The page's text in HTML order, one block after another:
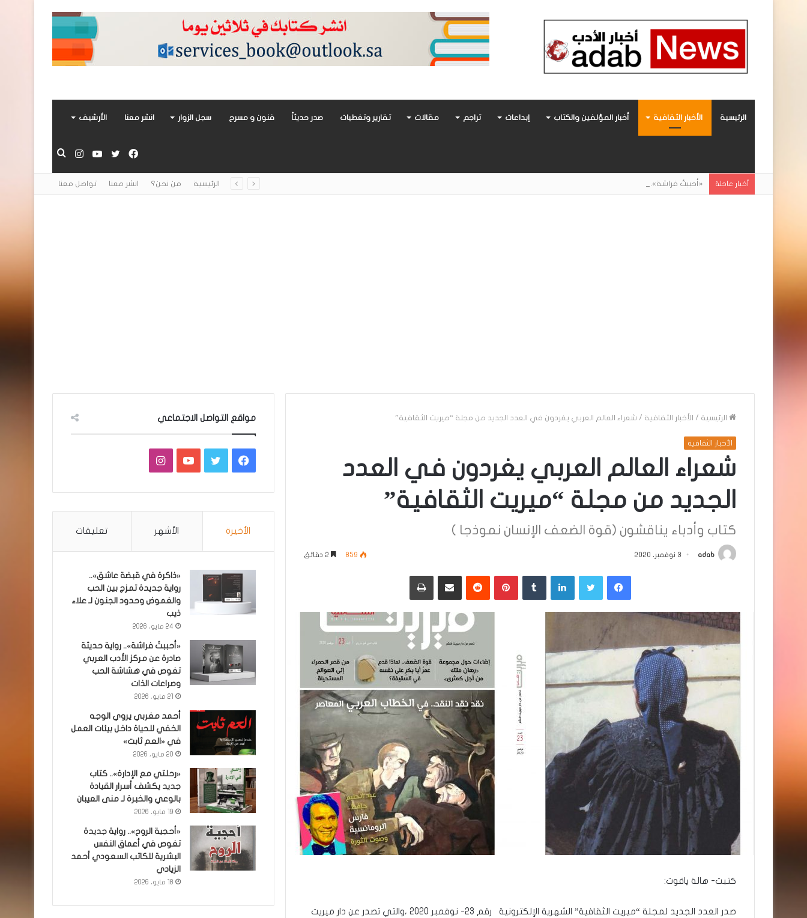
الرئيسية الأخبار الثقافية أخبار المؤلفين والكتاب إبداعات تراجم مقالات تقارير وتغطيات صدر حديثاً فنون و مسرح سجل الزوار انشر معنا الأرشيف
بحث
انستقراميوتيوبتويتر
فيسبوك
أخبار عاجلة «أحببتُ فراشة».. رواية حديثة صادرة عن مركز الأدب العربي تغوص في هشاشة الحب وصراعات الذات الرئيسية من نحن؟ انشر معنا تواصل معنا
الرئيسية / الأخبار الثقافية / شعراء العالم العربي يغردون في العدد الجديد من مجلة “ميريت الثقافية”
الأخبار الثقافية
شعراء العالم العربي يغردون في العدد
الجديد من مجلة “ميريت الثقافية”
كتاب وأدباء يناقشون (قوة الضعف الإنسان نموذجا )
adab 3 نوفمبر، 2020 859
فيسبوكتويتر لينكدإن ‏Tumblr بينتيريست
‏Reddit مشاركة عبر البريد طباعة
كتبت- هالة ياقوت:
صدر العدد الجديد لمجلة “ميريت الثقافية” الشهرية الإلكترونية رقم 23- نوفمبر 2020 ،والتي تصدر عن دار ميريت
مواقع التواصل الاجتماعي
فيسبوكتويتر يوتيوبانستقرام
الأخيرة الأشهر تعليقات
«ذاكرة في قبضة عاشق»..
رواية جديدة تمزج بين الحب
والغموض وحدود الجنون لـ علاء
ذيب
24 مايو، 2026
«أحببتُ فراشة».. رواية حديثة
صادرة عن مركز الأدب العربي
تغوص في هشاشة الحب
وصراعات الذات
21 مايو، 2026
أحمد مغربي يروي الوجه
الخفي للحياة داخل بيئات العمل
في «العم ثابت»
20 مايو، 2026
«رحلتي مع الإدارة».. كتاب
جديد يكشف أسرار القيادة
بالوعي والخبرة لـ منى العيبان
19 مايو، 2026
«أحجية الروح».. رواية جديدة
تغوص في أعماق النفس
البشرية للكاتب السعودي أحمد
الزيادي
18 مايو، 2026